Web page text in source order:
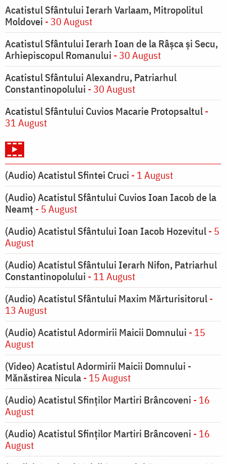
Acatistul Sfântului Ierarh Varlaam, Mitropolitul
Moldovei - 30 August
Acatistul Sfântului Ierarh Ioan de la Râşca şi Secu,
Arhiepiscopul Romanului - 30 August
Acatistul Sfântului Alexandru, Patriarhul
Constantinopolului - 30 August
Acatistul Sfântului Cuvios Macarie Protopsaltul-
31 August
(Audio) Acatistul Sfintei Cruci - 1 August
(Audio) Acatistul Sfântului Cuvios Ioan Iacob de la
Neamț - 5 August
(Audio) Acatistul Sfântului Ioan Iacob Hozevitul- 5
August
(Audio) Acatistul Sfântului Ierarh Nifon, Patriarhul
Constantinopolului - 11 August
(Audio) Acatistul Sfântului Maxim Mărturisitorul-
13 August
(Audio) Acatistul Adormirii Maicii Domnului - 15
August
(Video) Acatistul Adormirii Maicii Domnului -
Mănăstirea Nicula- 15 August
(Audio) Acatistul Sfinților Martiri Brâncoveni - 16
August
(Audio) Acatistul Sfinților Martiri Brâncoveni - 16
August